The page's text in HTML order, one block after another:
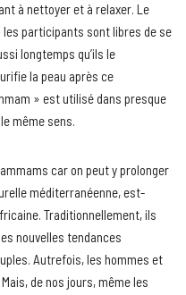
à nettoyer et à relaxer. Le
participants sont libres de se
longtemps qu’ils le
la peau après ce
» est utilisé dans presque
même sens.
car on peut y prolonger
méditerranéenne, est-
Traditionnellement, ils
nouvelles tendances
Autrefois, les hommes et
de nos jours, même les